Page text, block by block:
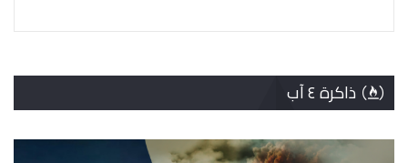
ذاكرة ٤ آب